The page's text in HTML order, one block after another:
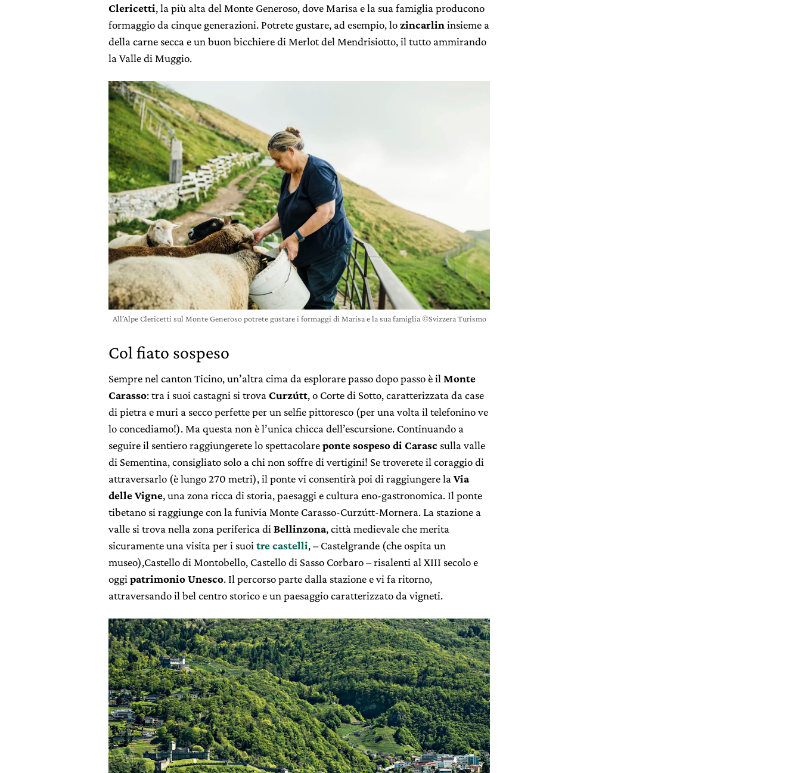
Clericetti, la più alta del Monte Generoso, dove Marisa e la sua famiglia producono
formaggio da cinque generazioni. Potrete gustare, ad esempio, lozincarlininsieme a
della carne secca e un buon bicchiere di Merlot del Mendrisiotto, il tutto ammirando
la Valle di Muggio.
All’Alpe Clericetti sul Monte Generoso potrete gustare i formaggi di Marisa e la sua famiglia ©Svizzera Turismo
Col fiato sospeso
Sempre nel canton Ticino, un’altra cima da esplorare passo dopo passo è il Monte
Carasso: tra i suoi castagni si trova Curzútt, o Corte di Sotto, caratterizzata da case
di pietra e muri a secco perfette per un selfie pittoresco (per una volta il telefonino ve
lo concediamo!). Ma questa non è l’unica chicca dell’escursione. Continuando a
seguire il sentiero raggiungerete lo spettacolareponte sospeso di Carasc sulla valle
di Sementina, consigliato solo a chi non soffre di vertigini! Se troverete il coraggio di
attraversarlo (è lungo 270 metri), il ponte vi consentirà poi di raggiungere la Via
delle Vigne, una zona ricca di storia, paesaggi e cultura eno-gastronomica. Il ponte
tibetano si raggiunge con la funivia Monte Carasso-Curzútt-Mornera. La stazione a
valle si trova nella zona periferica di Bellinzona, città medievale che merita
sicuramente una visita per i suoi tre castelli, – Castelgrande (che ospita un
museo),Castello di Montobello, Castello di Sasso Corbaro – risalenti al XIII secolo e
oggi patrimonio Unesco. Il percorso parte dalla stazione e vi fa ritorno,
attraversando il bel centro storico e un paesaggio caratterizzato da vigneti.